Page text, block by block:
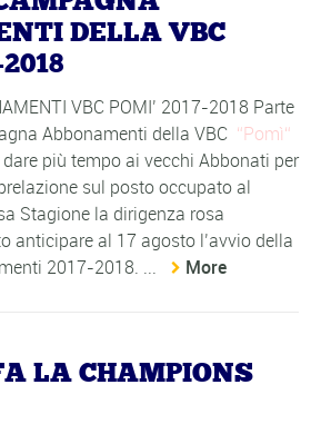
DELLA VBC
VBC POMI’ 2017-2018 Parte
Abbonamenti della VBC
Pomì
più tempo ai vecchi Abbonati per
sul posto occupato al
Stagione la dirigenza rosa
anticipare al 17 agosto l’avvio della
2017-2018. ...
More
LA CHAMPIONS